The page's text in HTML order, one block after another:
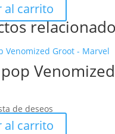
al carrito
de deseos
al carrito